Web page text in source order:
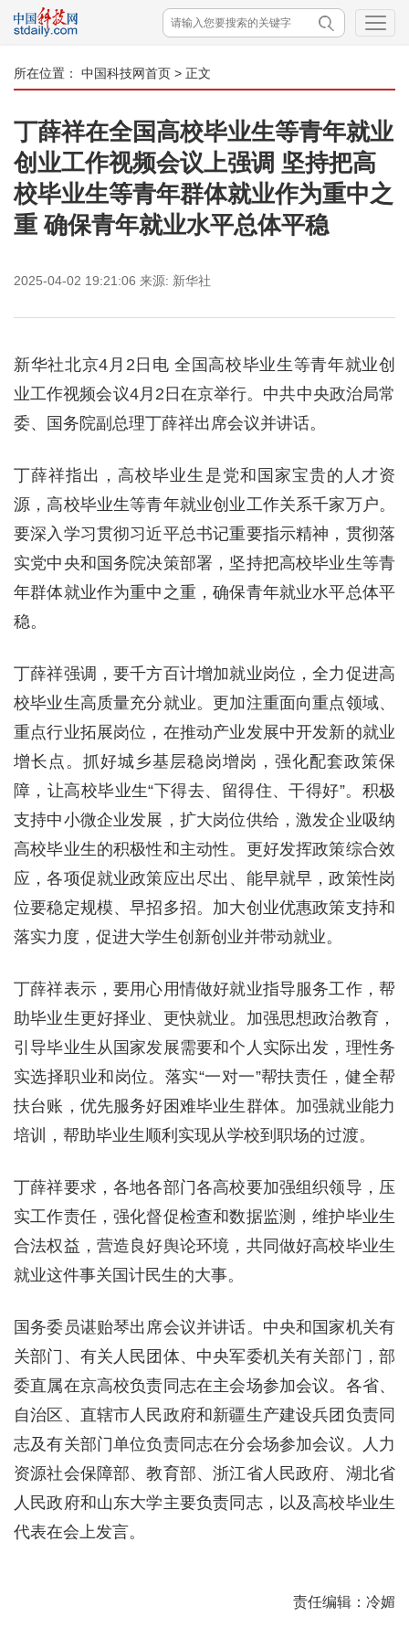
所在位置： 中国科技网首页 > 正文
丁薛祥在全国高校毕业生等青年就业
创业工作视频会议上强调 坚持把高
校毕业生等青年群体就业作为重中之
重 确保青年就业水平总体平稳
2025-04-02 19:21:06 来源: 新华社
新华社北京4月2日电 全国高校毕业生等青年就业创
业工作视频会议4月2日在京举行。中共中央政治局常
委、国务院副总理丁薛祥出席会议并讲话。
丁薛祥指出，高校毕业生是党和国家宝贵的人才资
源，高校毕业生等青年就业创业工作关系千家万户。
要深入学习贯彻习近平总书记重要指示精神，贯彻落
实党中央和国务院决策部署，坚持把高校毕业生等青
年群体就业作为重中之重，确保青年就业水平总体平
稳。
丁薛祥强调，要千方百计增加就业岗位，全力促进高
校毕业生高质量充分就业。更加注重面向重点领域、
重点行业拓展岗位，在推动产业发展中开发新的就业
增长点。抓好城乡基层稳岗增岗，强化配套政策保
障，让高校毕业生“下得去、留得住、干得好”。积极
支持中小微企业发展，扩大岗位供给，激发企业吸纳
高校毕业生的积极性和主动性。更好发挥政策综合效
应，各项促就业政策应出尽出、能早就早，政策性岗
位要稳定规模、早招多招。加大创业优惠政策支持和
落实力度，促进大学生创新创业并带动就业。
丁薛祥表示，要用心用情做好就业指导服务工作，帮
助毕业生更好择业、更快就业。加强思想政治教育，
引导毕业生从国家发展需要和个人实际出发，理性务
实选择职业和岗位。落实“一对一”帮扶责任，健全帮
扶台账，优先服务好困难毕业生群体。加强就业能力
培训，帮助毕业生顺利实现从学校到职场的过渡。
丁薛祥要求，各地各部门各高校要加强组织领导，压
实工作责任，强化督促检查和数据监测，维护毕业生
合法权益，营造良好舆论环境，共同做好高校毕业生
就业这件事关国计民生的大事。
国务委员谌贻琴出席会议并讲话。中央和国家机关有
关部门、有关人民团体、中央军委机关有关部门，部
委直属在京高校负责同志在主会场参加会议。各省、
自治区、直辖市人民政府和新疆生产建设兵团负责同
志及有关部门单位负责同志在分会场参加会议。人力
资源社会保障部、教育部、浙江省人民政府、湖北省
人民政府和山东大学主要负责同志，以及高校毕业生
代表在会上发言。
责任编辑：冷媚